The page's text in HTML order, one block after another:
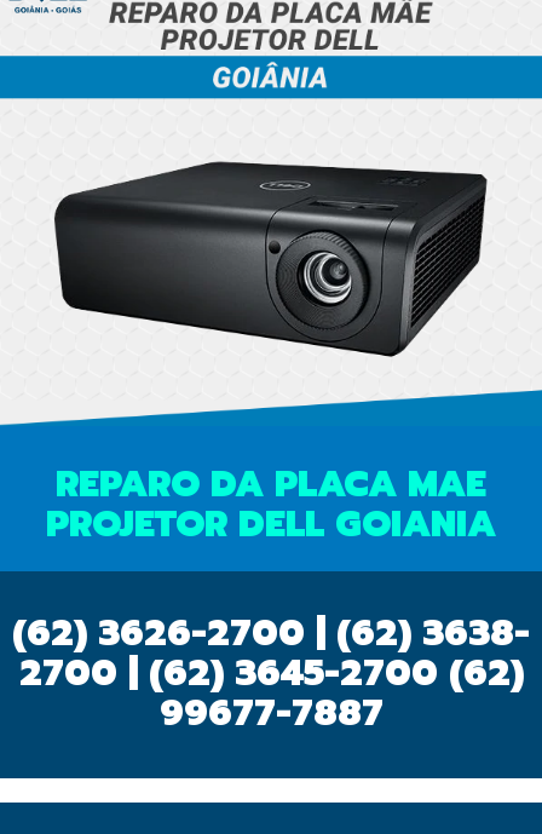
REPARO DA PLACA MAE
PROJETOR DELL GOIANIA
(62) 3626-2700 | (62) 3638-
2700 | (62) 3645-2700 (62)
99677-7887